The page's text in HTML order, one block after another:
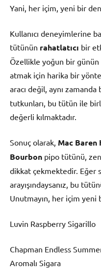
Yani, her içim, yeni bir
Kullanıcı deneyimlerine
tütünün rahatlatıcı bir
Özellikle yoğun bir günün
atmak için harika bir
aracı değil, aynı zamanda
tutkunları, bu tütün ile
değerli kılmaktadır.
Sonuç olarak, Mac Baren
Bourbon pipo tütünü,
dikkat çekmektedir. Eğer
arayışındaysanız, bu
Unutmayın, her içim
Luvin Raspberry Sigarillo
Chapman Endless
Aromalı Sigara